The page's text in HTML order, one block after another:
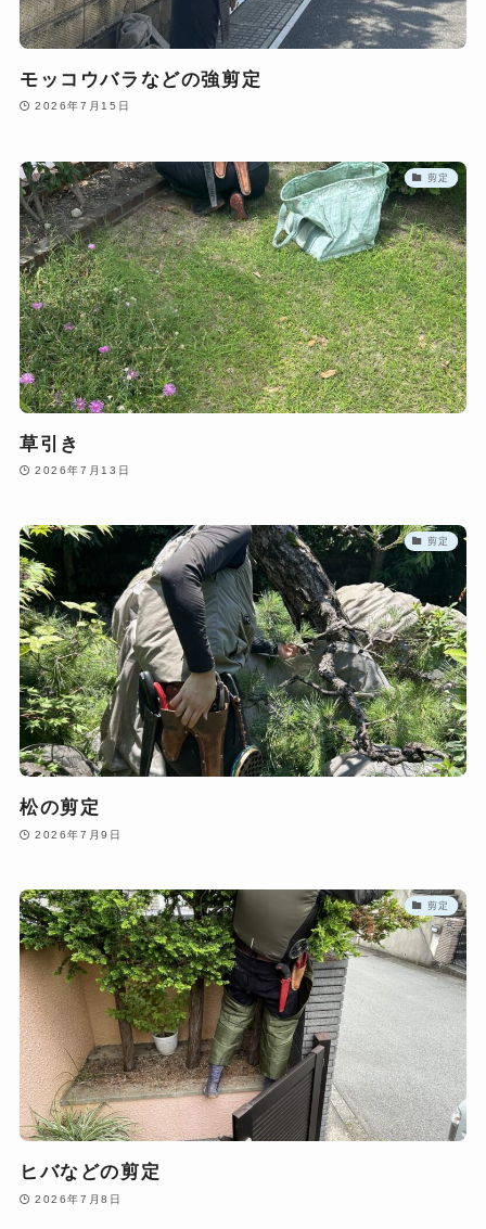
モッコウバラなどの強剪定
2026年7月15日
剪定
草引き
2026年7月13日
剪定
松の剪定
2026年7月9日
剪定
ヒバなどの剪定
2026年7月8日